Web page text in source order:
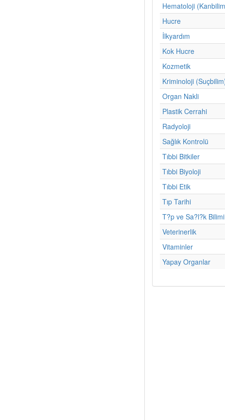
Hematoloji
Hucre
İlkyardım
Kok Hucre
Kozmetik
Kriminoloji
Organ Nakli
Plastik Cerrahi
Radyoloji
Sağlık Kontrolü
Tıbbi Bitkiler
Tıbbi Biyoloji
Tıbbi Etik
Tıp Tarihi
T?p ve Sa?l?k Bilimi
Veterinerlik
Vitaminler
Yapay Organlar